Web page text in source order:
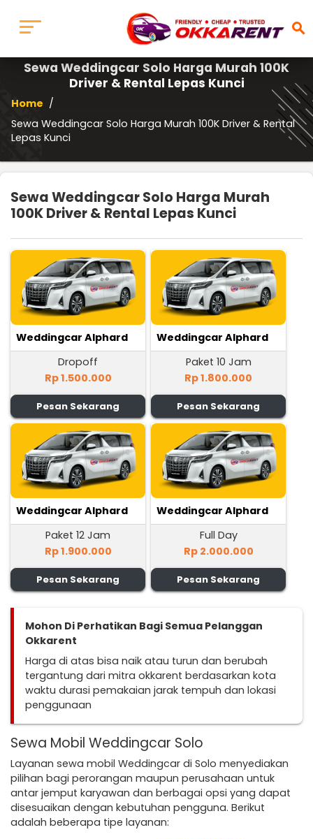
search
Sewa Weddingcar Solo Harga Murah 100K
Driver & Rental Lepas Kunci
Home /
Sewa Weddingcar Solo Harga Murah 100K Driver & Rental
Lepas Kunci
Sewa Weddingcar Solo Harga Murah
100K Driver & Rental Lepas Kunci
Weddingcar Alphard
Dropoff
Rp 1.500.000
Pesan Sekarang
Weddingcar Alphard
Paket 10 Jam
Rp 1.800.000
Pesan Sekarang
Weddingcar Alphard
Paket 12 Jam
Rp 1.900.000
Pesan Sekarang
Weddingcar Alphard
Full Day
Rp 2.000.000
Pesan Sekarang
Mohon Di Perhatikan Bagi Semua Pelanggan
Okkarent
Harga di atas bisa naik atau turun dan berubah
tergantung dari mitra okkarent berdasarkan kota
waktu durasi pemakaian jarak tempuh dan lokasi
penggunaan
Sewa Mobil Weddingcar Solo
Layanan sewa mobil Weddingcar di Solo menyediakan
pilihan bagi perorangan maupun perusahaan untuk
antar jemput karyawan dan berbagai opsi yang dapat
disesuaikan dengan kebutuhan pengguna. Berikut
adalah beberapa tipe layanan: